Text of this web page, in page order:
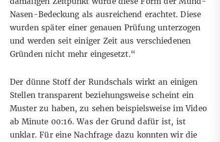
Nasen-Bedeckung als ausreichend erachtet. Diese
wurden später einer genauen Prüfung unterzogen
und werden seit einiger Zeit aus verschiedenen
Gründen nicht mehr eingesetzt.“
Der dünne Stoff der Rundschals wirkt an einigen
Stellen transparent beziehungsweise scheint ein
Muster zu haben, zu sehen beispielsweise im Video
ab Minute 00:16. Was der Grund dafür ist, ist
unklar. Für eine Nachfrage dazu konnten wir die